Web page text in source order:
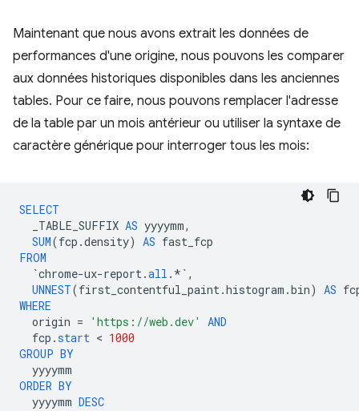
Maintenant que nous avons extrait les données de
performances d'une origine, nous pouvons les comparer
aux données historiques disponibles dans les anciennes
tables. Pour ce faire, nous pouvons remplacer l'adresse
de la table par un mois antérieur ou utiliser la syntaxe de
caractère générique pour interroger tous les mois:
SELECT
_TABLE_SUFFIX AS yyyymm,
SUM(fcp .density) AS fast_fcp
FROM
`chrome-ux-report.all . *` ,
UNNEST(first_contentful_paint.histogram .bin) AS
WHERE
origin = 'https://web.dev'
AND
fcp .start < 1000
GROUP BY
yyyymm
ORDER BY
yyyymm DESC